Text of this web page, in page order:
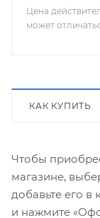
Цена
может
КАК КУПИТЬ
Чтобы
магазине,
добавьте его в
и нажмите